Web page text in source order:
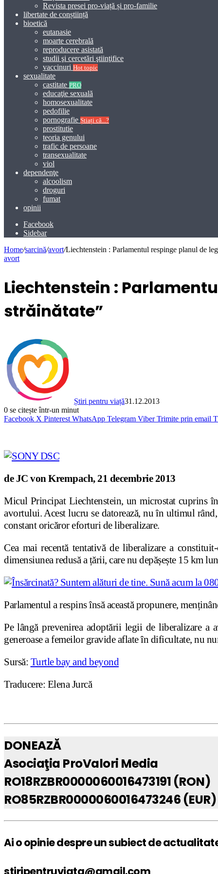
Revista presei pro-viață și pro-familie
libertate de conștiință
bioetică
eutanasie
moarte cerebrală
reproducere asistată
studii şi cercetări ştiinţifice
vaccinuri Hot topic
sexualitate
castitate PRO
educaţie sexuală
homosexualitate
pedofilie
pornografie Știați că...?
prostitutie
teoria genului
trafic de persoane
transexualitate
viol
dependenţe
alcoolism
droguri
fumat
opinii
Facebook
Sidebar
Home/sarcină/avort/Liechtenstein : Parlamentul respinge planul de
avort
Liechtenstein :
străinătate”
Știri pentru viață31.12.2013
0 se citește într-un minut
Facebook X Pinterest WhatsApp Telegram Viber Trimite prin email
de JC von Krempach, 21 decembrie 2013
Micul Principat Liechtenstein, un microstat cuprins
avortului. Acest lucru se datorează, nu în ultimul
constant oricăror eforturi de liberalizare.
Cea mai recentă tentativă de liberalizare a
dimensiunea redusă a țării, care nu depășește 15 km
Parlamentul a respins însă această propunere,
Pe lângă prevenirea adoptării legii de liberalizare
generoase a femeilor gravide aflate în dificultate, nu
Sursă: Turtle bay and beyond
Traducere: Elena Jurcă
DONEAZĂ
Asociaţia ProValori Media
RO18RZBR0000060016473191 (RON)
RO85RZBR0000060016473246 (EUR)
Ai o opinie despre un subiect de